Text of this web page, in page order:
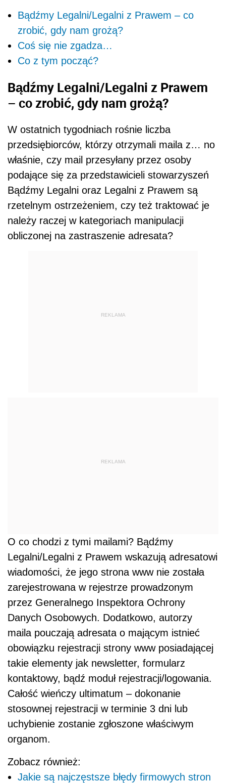
Bądźmy Legalni/Legalni z Prawem – co
zrobić, gdy nam grożą?
Coś się nie zgadza…
Co z tym począć?
Bądźmy Legalni/Legalni z Prawem
– co zrobić, gdy nam grożą?
W ostatnich tygodniach rośnie liczba
przedsiębiorców, którzy otrzymali maila z… no
właśnie, czy mail przesyłany przez osoby
podające się za przedstawicieli stowarzyszeń
Bądźmy Legalni oraz Legalni z Prawem są
rzetelnym ostrzeżeniem, czy też traktować je
należy raczej w kategoriach manipulacji
obliczonej na zastraszenie adresata?
REKLAMA
REKLAMA
O co chodzi z tymi mailami? Bądźmy
Legalni/Legalni z Prawem wskazują adresatowi
wiadomości, że jego strona www nie została
zarejestrowana w rejestrze prowadzonym
przez Generalnego Inspektora Ochrony
Danych Osobowych. Dodatkowo, autorzy
maila pouczają adresata o mającym istnieć
obowiązku rejestracji strony www posiadającej
takie elementy jak newsletter, formularz
kontaktowy, bądź moduł rejestracji/logowania.
Całość wieńczy ultimatum – dokonanie
stosownej rejestracji w terminie 3 dni lub
uchybienie zostanie zgłoszone właściwym
organom.
Zobacz również:
Jakie są najczęstsze błędy firmowych stron